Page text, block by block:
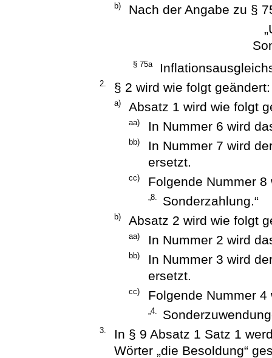
b)
Nach der Angabe zu §
§ 75a
2. § 2 wird wie folgt geändert:
a) Absatz 1 wird wie folgt
aa) In Nummer 6 wird
bb)
In Nummer 7 wird
ersetzt.
cc) Folgende Nummer 8
„8. Sonderzahlung.“
b) Absatz 2 wird wie folgt
aa) In Nummer 2 wird
bb)
In Nummer 3 wird
ersetzt.
cc) Folgende Nummer 4
„4.
3.
In § 9 Absatz 1 Satz 1
Wörter „die Besoldung“